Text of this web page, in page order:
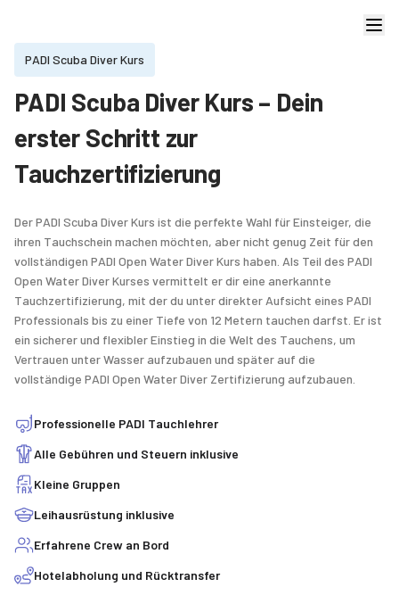
PADI Scuba Diver Kurs
PADI Scuba Diver Kurs – Dein
erster Schritt zur
Tauchzertifizierung
Der PADI Scuba Diver Kurs ist die perfekte Wahl für Einsteiger, die
ihren Tauchschein machen möchten, aber nicht genug Zeit für den
vollständigen PADI Open Water Diver Kurs haben. Als Teil des PADI
Open Water Diver Kurses vermittelt er dir eine anerkannte
Tauchzertifizierung, mit der du unter direkter Aufsicht eines PADI
Professionals bis zu einer Tiefe von 12 Metern tauchen darfst. Er ist
ein sicherer und flexibler Einstieg in die Welt des Tauchens, um
Vertrauen unter Wasser aufzubauen und später auf die
vollständige PADI Open Water Diver Zertifizierung aufzubauen.
Professionelle PADI Tauchlehrer
Alle Gebühren und Steuern inklusive
Kleine Gruppen
Leihausrüstung inklusive
Erfahrene Crew an Bord
Hotelabholung und Rücktransfer